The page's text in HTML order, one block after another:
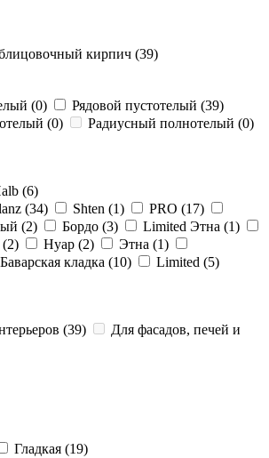
кирпич (39)
(0) Рядовой пустотелый (39)
(0) Радиусный полнотелый (0)
(6)
(34) Shten (1) PRO (17)
(2) Бордо (3) Limited Этна (1)
(2) Нуар (2) Этна (1)
Баварская кладка (10) Limited (5)
(39)
Для фасадов, печей и
Гладкая (19)